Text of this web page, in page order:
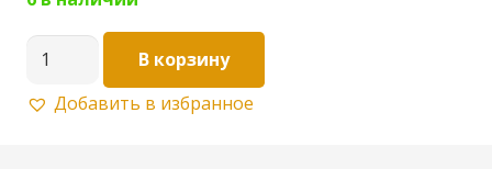
Количество
Стеновая
В корзину
Добавить в избранное